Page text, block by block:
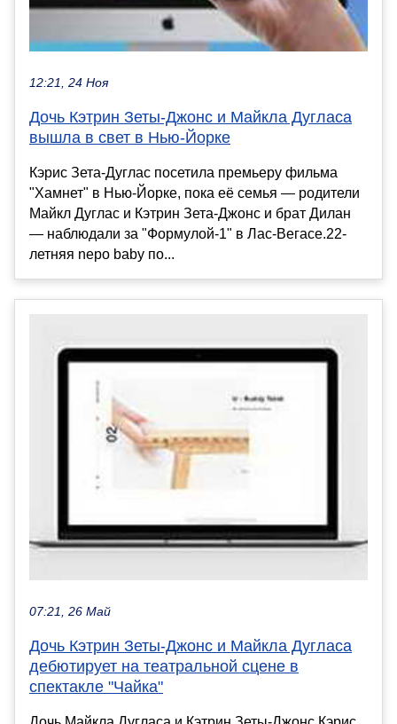
12:21, 24 Ноя
Дочь Кэтрин Зеты-Джонс и Майкла Дугласа
вышла в свет в Нью-Йорке
Кэрис Зета-Дуглас посетила премьеру фильма
"Хамнет" в Нью-Йорке, пока её семья — родители
Майкл Дуглас и Кэтрин Зета-Джонс и брат Дилан
— наблюдали за "Формулой-1" в Лас-Вегасе.22-
летняя nepo baby по...
07:21, 26 Май
Дочь Кэтрин Зеты-Джонс и Майкла Дугласа
дебютирует на театральной сцене в
спектакле "Чайка"